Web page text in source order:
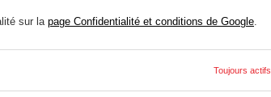
GEORGE
sur lapage Confidentialité et conditions de Google.
Toujours actifs